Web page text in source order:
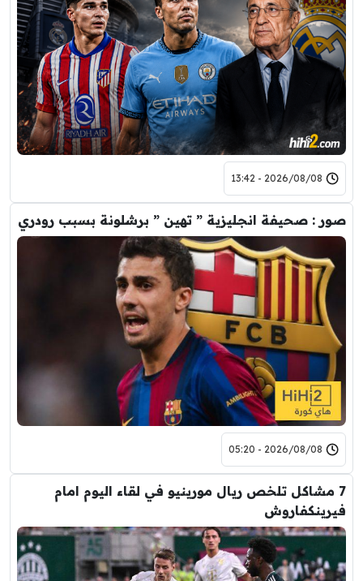
2026/08/08 - 13:42
صور : صحيفة انجليزية ” تهين ” برشلونة بسبب رودري
2026/08/08 - 05:20
7 مشاكل تلخص ريال مورينيو في لقاء اليوم امام
فيرينكفاروش